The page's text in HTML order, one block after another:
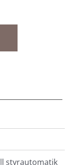
styrautomatik